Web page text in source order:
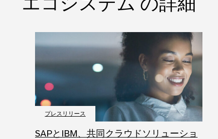
プレスリリース
SAPとIBM、共同クラウドソリューショ